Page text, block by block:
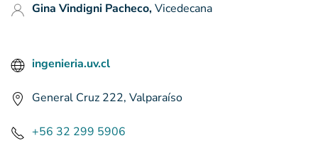
Gina Vindigni Pacheco,Vicedecana
ingenieria.uv.cl
General Cruz 222, Valparaíso
+56 32 299 5906